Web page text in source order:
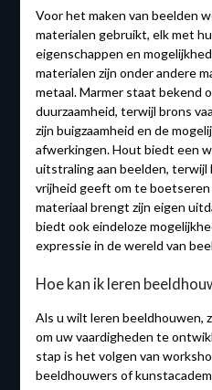
Voor het maken van beelden
materialen gebruikt, elk met
eigenschappen en
materialen zijn onder andere
metaal. Marmer staat bekend
duurzaamheid, terwijl brons
zijn buigzaamheid en de
afwerkingen. Hout biedt een
uitstraling aan beelden, terwijl
vrijheid geeft om te boetseren
materiaal brengt zijn eigen
biedt ook eindeloze
expressie in de wereld van
Hoe kan ik leren
Als u wilt leren beeldhouwen,
om uw vaardigheden te
stap is het volgen van
beeldhouwers of